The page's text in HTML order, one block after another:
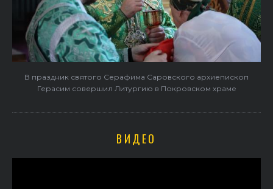
В праздник святого Серафима Саровского архиепископ
Герасим совершил Литургию в Покровском храме
ВИДЕО